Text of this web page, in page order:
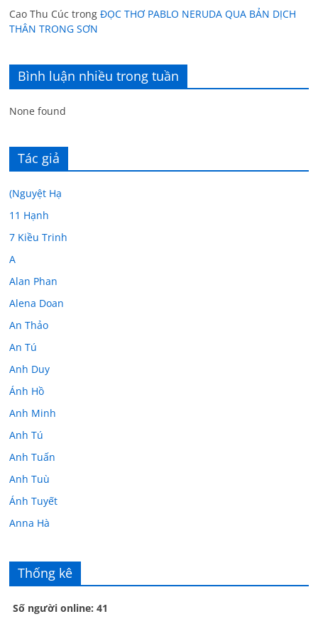
Cao Thu Cúc trongĐỌC THƠ PABLO NERUDA QUA BẢN DỊCH
THÂN TRONG SƠN
Bình luận nhiều trong tuần
None found
Tác giả
(Nguyệt Hạ
11 Hạnh
7 Kiều Trinh
A
Alan Phan
Alena Doan
An Thảo
An Tú
Anh Duy
Ánh Hồ
Anh Minh
Anh Tú
Anh Tuấn
Anh Tuù
Ánh Tuyết
Anna Hà
Âu Tú Vân
Bác sĩ Hoa
Bác sĩ Stephen Mak
Thống kê
Số người online: 41